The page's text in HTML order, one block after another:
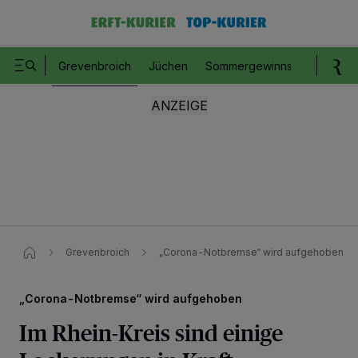
Grevenbroich Jüchen Sommergewinnspiel
Grevenbroich „Corona-Notbremse“ wird aufgehoben
„Corona-Notbremse“ wird aufgehoben
Im Rhein-Kreis sind einige